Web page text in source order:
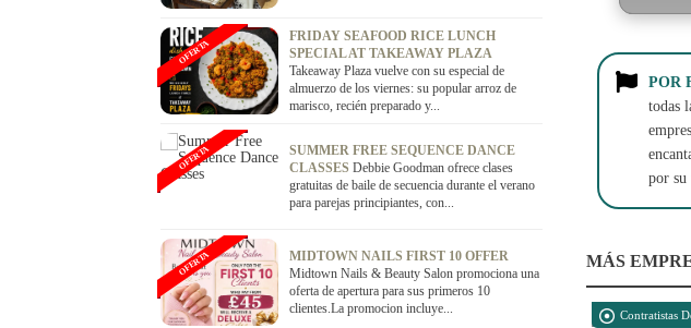
FRIDAY SEAFOOD RICE LUNCH
SPECIAL AT TAKEAWAY PLAZA
Takeaway Plaza vuelve con su especial de
almuerzo de los viernes: su popular arroz de
marisco, recién preparado y...
OFERTA
SUMMER FREE SEQUENCE DANCE
CLASSES Debbie Goodman ofrece clases
gratuitas de baile de secuencia durante el verano
para parejas principiantes, con...
OFERTA
MIDTOWN NAILS FIRST 10 OFFER
Midtown Nails & Beauty Salon promociona una
oferta de apertura para sus primeros 10
clientes.La promocion incluye...
OFERTA
POR
todas
por su
MÁS
Contratistas